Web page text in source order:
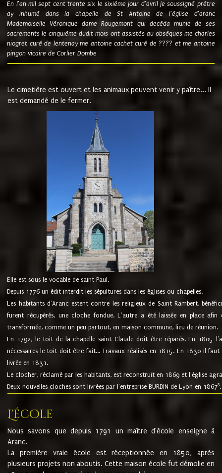
En l'an mil sept cent trente six le sixième jour d'avril je soussigné prêtre
ay inhumé dans la chapelle de St Antoine de l'église d'aranc
Mademoiselle Véronique dame Rougemont qui decéda munie de ses
sacrements le cinquième dudit mois ont assistés au obsèques me charles
niogret curé de lentenay me antoine cachet curé de ???? et me antoine
pingon vicaire de Corlier Dombe
Le cimetière est ouvert et les animaux peuvent venir y paître... Il
est demandé de le fermer.
Elle est sous le vocable de saint Paul.
Depuis 1776 un édit interdit les sépultures dans les églises ou chapelles.
Les habitants d'Aranc estent contre les religieux de Saint Rambert,
furent récupérés, une cloche fondue. L'autre a été laissée en place
transformée, comme un peu partout, en maison commune, lieu de réunion.
En 1792, le toit de la chapelle saint Claude doit être réparés. En 1805
nécessaires le toit doit être fait... Travaux réalisés en 1815. En 1830 il
livrée en 1831.
Le clocher, réclamé par les habitants, est reconstruit en 1869 et l'église
Deux nouvelles cloches sont livrées par l'entreprise BURDIN de Lyon en 18678.
L'école
Nous savons que depuis 1791 un maître d'école enseigne à
Aranc.
La première vraie école est réceptionnée en 1850, après
plusieurs projets non aboutis. Cette maison école fut démolie en